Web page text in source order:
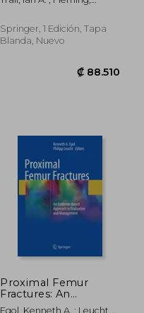
Springer, 1 Edición, Tapa
Blanda, Nuevo
Proximal Femur
Fractures: An
Evidence-Based
Egol, Kenneth A. ; Leucht,